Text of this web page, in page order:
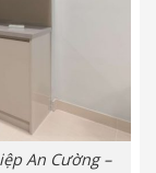
An Cường –